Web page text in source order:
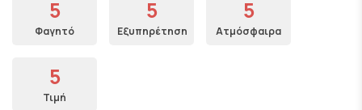
5
Φαγητό
5
Εξυπηρέτηση
5
Ατμόσφαιρα
5
Τιμή